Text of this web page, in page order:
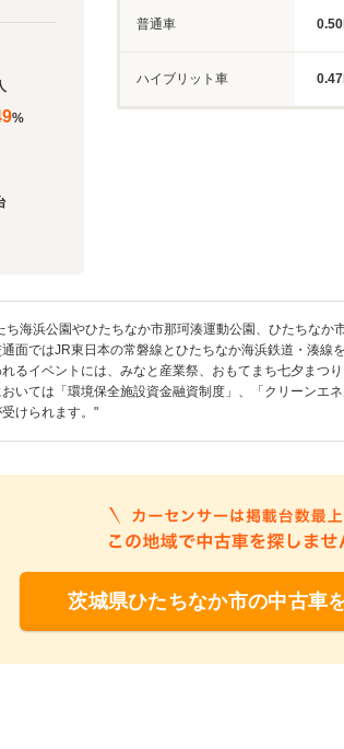
%
普通車
ハイブリット車
海浜公園やひたちなか市那珂湊運動公園、ひたちな
面ではJR東日本の常磐線とひたちなか海浜鉄道・湊
るイベントには、みなと産業祭、おもてまち七夕まつ
いては「環境保全施設資金融資制度」、「クリーンエ
けられます。"
茨城県ひたちなか市の中古車